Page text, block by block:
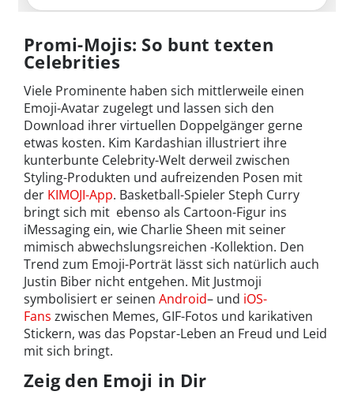
Promi-Mojis: So bunt texten
Celebrities
Viele Prominente haben sich mittlerweile einen
Emoji-Avatar zugelegt und lassen sich den
Download ihrer virtuellen Doppelgänger gerne
etwas kosten. Kim Kardashian illustriert ihre
kunterbunte Celebrity-Welt derweil zwischen
Styling-Produkten und aufreizenden Posen mit
der KIMOJI-App. Basketball-Spieler Steph Curry
bringt sich mit ebenso als Cartoon-Figur ins
iMessaging ein, wie Charlie Sheen mit seiner
mimisch abwechslungsreichen -Kollektion. Den
Trend zum Emoji-Porträt lässt sich natürlich auch
Justin Biber nicht entgehen. Mit Justmoji
symbolisiert er seinen Android– und iOS-
Fans zwischen Memes, GIF-Fotos und karikativen
Stickern, was das Popstar-Leben an Freud und Leid
mit sich bringt.
Zeig den Emoji in Dir